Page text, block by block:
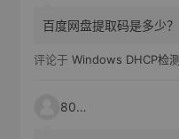
百度网盘提取码是多少？
评论于 Windows DHCP检
80521